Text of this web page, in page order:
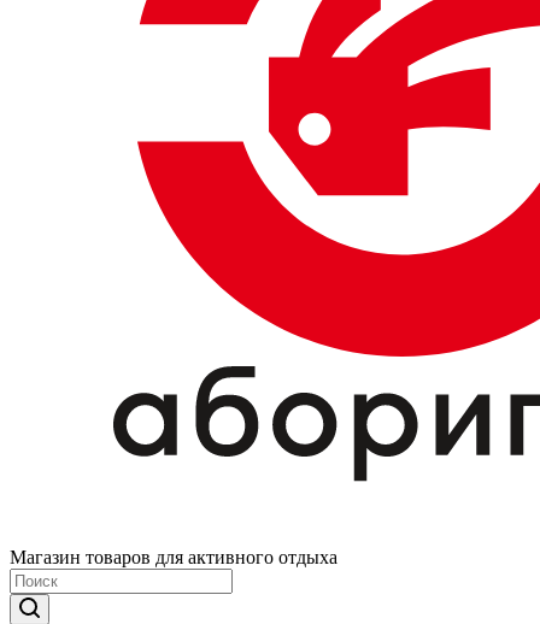
Магазин товаров для активного отдыха